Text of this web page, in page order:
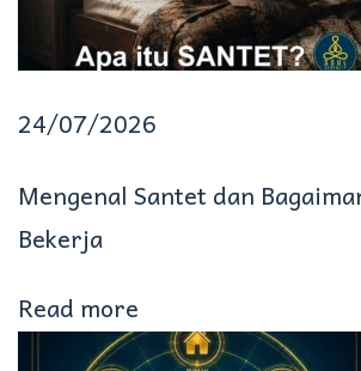
A
l
a
M
24/07/2026
Mengenal Santet dan
Bekerja
Read more